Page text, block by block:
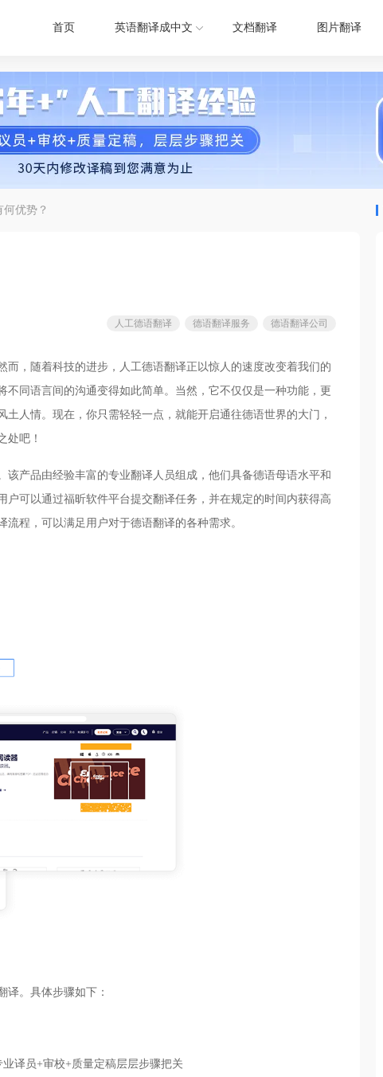
首页 英语翻译成中文 文档翻译 图片翻译
优势？
人工德语翻译 德语翻译服务 德语翻译公司
，随着科技的进步，人工德语翻译正以惊人的速度改变着我们的
同语言间的沟通变得如此简单。当然，它不仅仅是一种功能，更
人情。现在，你只需轻轻一点，就能开启通往德语世界的大门，
处吧！
该产品由经验丰富的专业翻译人员组成，他们具备德语母语水平和
可以通过福昕软件平台提交翻译任务，并在规定的时间内获得高
程，可以满足用户对于德语翻译的各种需求。
译。具体步骤如下：
译员+审校+质量定稿层层步骤把关